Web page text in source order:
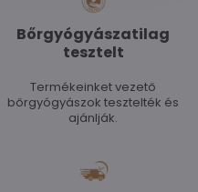
Bőrgyógyászatilag
tesztelt
Termékeinket vezető
bőrgyógyászok tesztelték és
ajánlják.